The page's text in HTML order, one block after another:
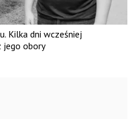
Kilka dni wcześniej
jego obory